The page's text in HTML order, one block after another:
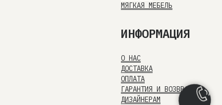
МЯГКАЯ МЕБЕЛЬ
ИНФОРМАЦИЯ
О НАС
ДОСТАВКА
ОПЛАТА
ГАРАНТИЯ И ВОЗВРАТ
ДИЗАЙНЕРАМ